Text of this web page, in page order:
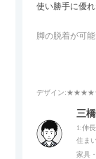
使い勝手に優
脚の脱着が可
また、補助テ
内部にもプリ
でテレビ台以
サイドボード
デザイン
三橋
1:伸
住ま
家具